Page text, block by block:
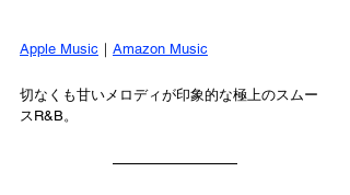
Apple Music ｜ Amazon Music
切なくも甘いメロディが印象的な極上のスムー
スR&B。